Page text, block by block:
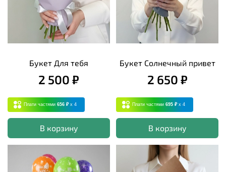
Букет Для тебя
2 500 ₽
Плати частями 656 ₽ x 4
В корзину
Букет Солнечный привет
2 650 ₽
Плати частями 695 ₽ x 4
В корзину